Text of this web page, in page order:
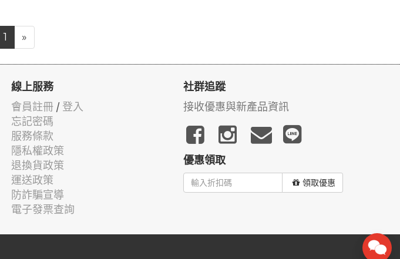
1 »
線上服務
會員註冊 / 登入
忘記密碼
服務條款
隱私權政策
退換貨政策
運送政策
防詐騙宣導
電子發票查詢
社群追蹤
接收優惠與新產品資訊
優惠領取
領取優惠